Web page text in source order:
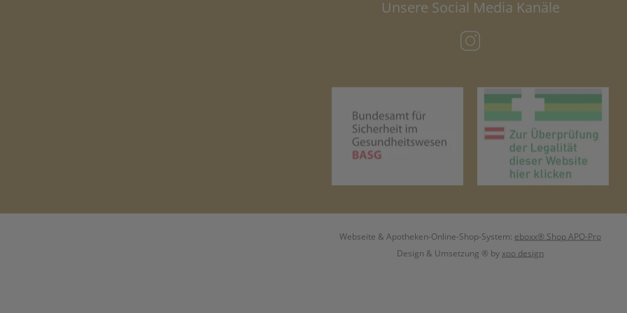
Unsere Social Media Kanäle
(öffnet in neuem Tab)
Webseite & Apotheken-Online-Shop-System: eboxx® Shop APO-Pro
Design & Umsetzung ® by xoo design